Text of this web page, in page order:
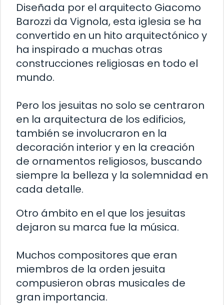
Diseñada por el arquitecto Giacomo
Barozzi da Vignola, esta iglesia se ha
convertido en un hito arquitectónico y
ha inspirado a muchas otras
construcciones religiosas en todo el
mundo.
Pero los jesuitas no solo se centraron
en la arquitectura de los edificios,
también se involucraron en la
decoración interior y en la creación
de ornamentos religiosos, buscando
siempre la belleza y la solemnidad en
cada detalle.
Otro ámbito en el que los jesuitas
dejaron su marca fue la música.
Muchos compositores que eran
miembros de la orden jesuita
compusieron obras musicales de
gran importancia.